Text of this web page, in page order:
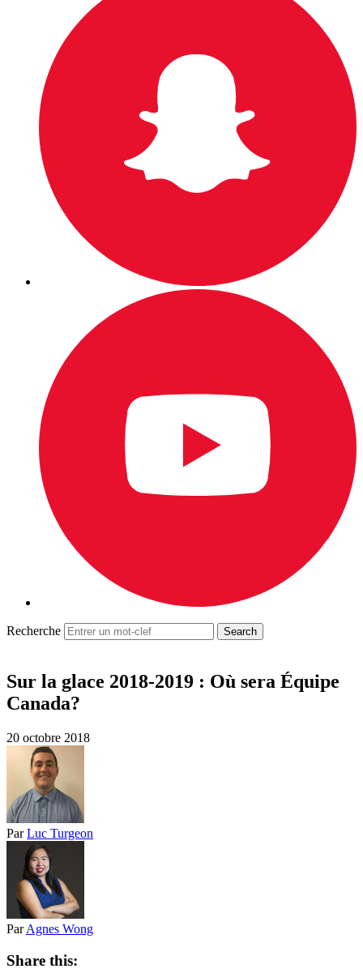
Recherche
Sur la glace 2018-2019 : Où sera Équipe
Canada?
20 octobre 2018
ParLuc Turgeon
ParAgnes Wong
Share this: